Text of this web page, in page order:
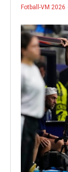
Fotball-VM 2026